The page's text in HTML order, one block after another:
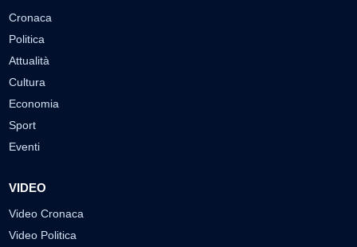
Cronaca
Politica
Attualità
Cultura
Economia
Sport
Eventi
VIDEO
Video Cronaca
Video Politica